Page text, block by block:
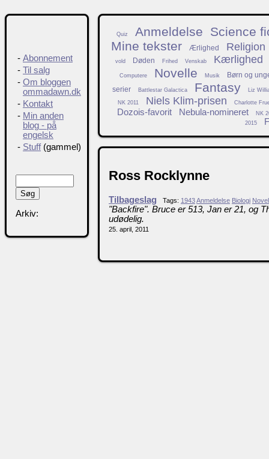
Quiz Anmeldelse
Science
Mine tekster
Ærlighed Religion
vold Døden Frihed Venskab Kærlighed
Computere Novelle Musik
Børn og
serier
Battlestar Galactica Fantasy Liz
NK 2011 Niels Klim-prisen Charlotte
Dozois-favorit Nebula-nomineret
NK
2015
Ross Rocklynne
Tilbageslag Tags: 1943Anmeldelse Biologi
"Backfire". Bruce er 513, Jan er 21, og
udødelig.
25. april, 2011
- Abonnement
- Til salg
- Om bloggen
ommadawn.dk
- Kontakt
- Min anden
blog - på
engelsk
- Stuff(gammel)
Arkiv: